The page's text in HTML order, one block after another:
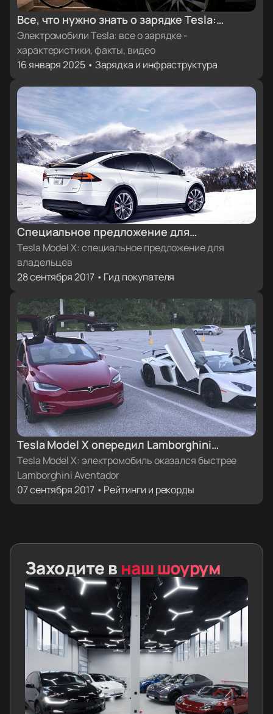
Все, что нужно знать о зарядке Tesla:
характеристики, факты, видеоинструкции
Электромобили Tesla: все о зарядке -
характеристики, факты, видео
16 января 2025 • Зарядка и инфраструктура
Специальное предложение для
владельцев Tesla Model X
Tesla Model X: специальное предложение для
владельцев
28 сентября 2017 • Гид покупателя
Tesla Model X опередил Lamborghini
Aventador SV в дрэг-рейсинге
Tesla Model X: электромобиль оказался быстрее
Lamborghini Aventador
07 сентября 2017 • Рейтинги и рекорды
Заходите в наш шоурум